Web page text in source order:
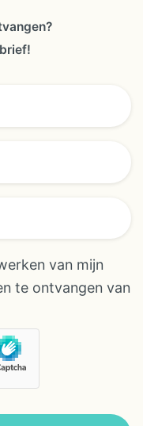
van mijn
te ontvangen van